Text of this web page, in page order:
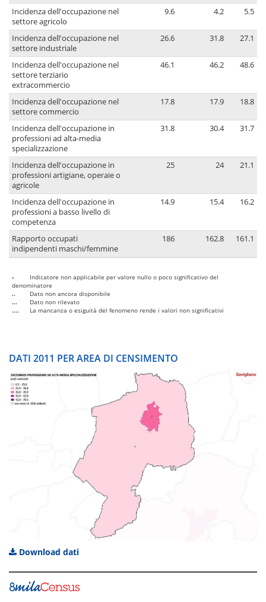
Incidenza dell'occupazione nel
settore agricolo
9.6 4.2 5.5
Incidenza dell'occupazione nel
settore industriale
26.6 31.8 27.1
Incidenza dell'occupazione nel
settore terziario
extracommercio
46.1 46.2 48.6
Incidenza dell'occupazione nel
settore commercio
17.8 17.9 18.8
Incidenza dell'occupazione in
professioni ad alta-media
specializzazione
31.8 30.4 31.7
Incidenza dell'occupazione in
professioni artigiane, operaie o
agricole
25 24 21.1
Incidenza dell'occupazione in
professioni a basso livello di
competenza
14.9 15.4 16.2
Rapporto occupati
indipendenti maschi/femmine
186 162.8 161.1
-
Indicatore non applicabile per valore nullo o poco significativo del
denominatore
..
Dato non ancora disponibile
...
Dato non rilevato
....
La mancanza o esiguità del fenomeno rende i valori non significativi
DATI 2011 PER AREA DI CENSIMENTO
Download dati